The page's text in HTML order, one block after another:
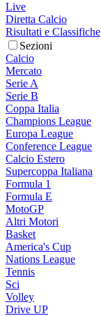
Live
Diretta Calcio
Risultati e Classifiche
Sezioni
Calcio
Mercato
Serie A
Serie B
Coppa Italia
Champions League
Europa League
Conference League
Calcio Estero
Supercoppa Italiana
Formula 1
Formula E
MotoGP
Altri Motori
Basket
America's Cup
Nations League
Tennis
Sci
Volley
Drive UP